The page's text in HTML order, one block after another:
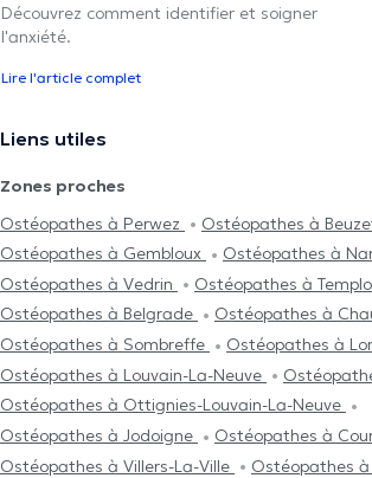
Découvrez comment identifier et soigner
l'anxiété.
Lire l'article complet
Liens utiles
Zones proches
Ostéopathes à Perwez
Ostéopathes à
Ostéopathes à Gembloux
Ostéopathes à
Ostéopathes à Vedrin
Ostéopathes à
Ostéopathes à Belgrade
Ostéopathes à
Ostéopathes à Sombreffe
Ostéopathes à
Ostéopathes à Louvain-La-Neuve
Ostéopathes à Ottignies-Louvain-La-Neuve
Ostéopathes à Jodoigne
Ostéopathes à
Ostéopathes à Villers-La-Ville
Ostéopathes